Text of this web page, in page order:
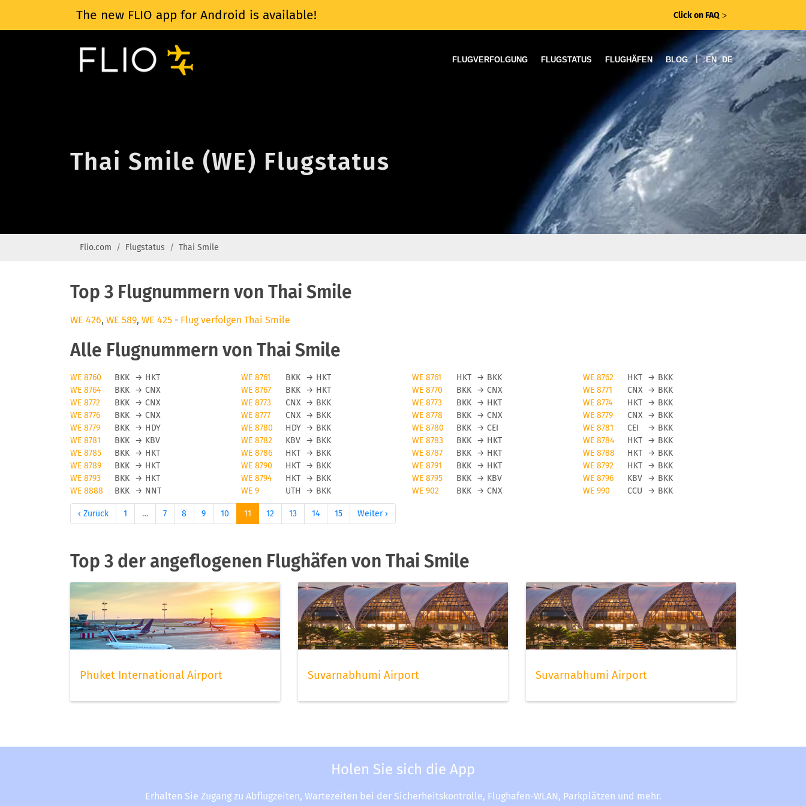
The new FLIO app for Android is available! Click on FAQ ᐳ
FLUGVERFOLGUNG FLUGSTATUS FLUGHÄFEN BLOG | EN DE
Thai Smile (WE) Flugstatus
Flio.com Flugstatus Thai Smile
Top 3 Flugnummern von Thai Smile
WE 426, WE 589, WE 425 - Flug verfolgen Thai Smile
Alle Flugnummern von Thai Smile
WE 8760 BKK → HKT WE 8761 BKK → HKT WE 8761 HKT → BKK WE 8762 HKT → BKK
WE 8764
BKK → CNX WE 8767 BKK → HKT WE 8770 BKK → CNX WE 8771 CNX → BKK
WE 8772
BKK → CNX WE 8773 CNX → BKK WE 8773 BKK → HKT WE 8774 HKT → BKK
WE 8776
BKK → CNX WE 8777 CNX → BKK WE 8778 BKK → CNX WE 8779 CNX → BKK
WE 8779
BKK → HDY WE 8780 HDY → BKK WE 8780 BKK → CEI WE 8781 CEI → BKK
WE 8781
BKK → KBV WE 8782 KBV → BKK WE 8783 BKK → HKT WE 8784 HKT → BKK
WE 8785
BKK → HKT WE 8786 HKT → BKK WE 8787 BKK → HKT WE 8788 HKT → BKK
WE 8789
BKK → HKT WE 8790 HKT → BKK WE 8791 BKK → HKT WE 8792 HKT → BKK
WE 8793
BKK → HKT WE 8794 HKT → BKK WE 8795 BKK → KBV WE 8796 KBV → BKK
WE 8888
BKK → NNT WE 9 UTH → BKK WE 902 BKK → CNX WE 990 CCU → BKK
‹ Zurück 1 … 7 8 9 10 11 12 13 14 15 Weiter ›
Top 3 der angeflogenen Flughäfen von Thai Smile
Phuket International Airport Suvarnabhumi Airport Suvarnabhumi Airport
Holen Sie sich die App
Erhalten Sie Zugang zu Abflugzeiten, Wartezeiten bei der Sicherheitskontrolle, Flughafen-WLAN, Parkplätzen und mehr.